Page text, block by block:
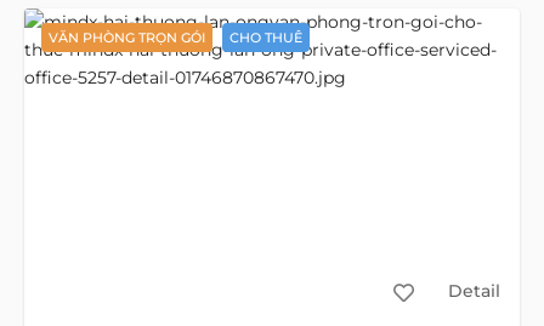
VĂN PHÒNG TRỌN GÓI CHO THUÊ
Detail